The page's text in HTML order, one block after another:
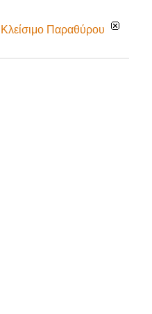
Κλείσιμο Παραθύρου